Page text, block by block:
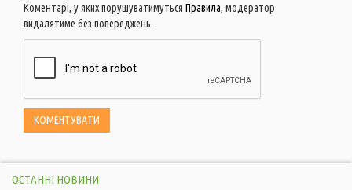
Коментарі, у яких порушуватимуться Правила, модератор
видалятиме без попереджень.
ОСТАННІ НОВИНИ